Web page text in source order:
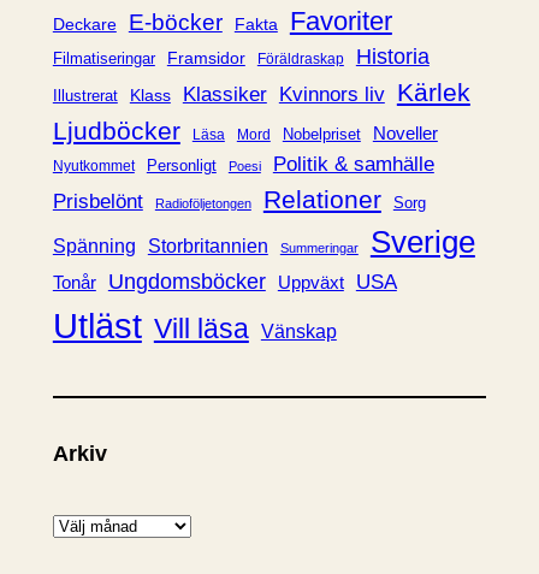
iDeckare E-böcker Fakta Favoriter
Filmatiseringar Framsidor Föräldraskap Historia
Illustrerat Klass Klassiker Kvinnors liv Kärlek
Ljudböcker
Läsa Mord Nobelpriset Noveller
Nyutkommet Personligt Poesi
Politik & samhälle
Prisbelönt
Radioföljetongen Relationer Sorg
Spänning Storbritannien Summeringar Sverige
Tonår Ungdomsböcker Uppväxt USA
Utläst Vill läsa Vänskap
Arkiv
A